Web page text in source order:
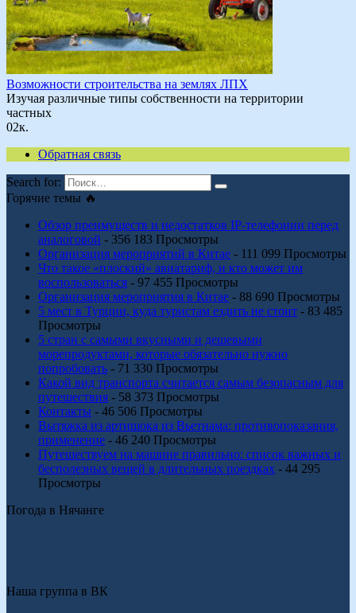
Возможности строительства на землях ЛПХ
Изучая различные типы собственности на территории
частных
02к.
Обратная связь
Search for:
Горячие темы 🔥
Обзор преимуществ и недостатков IP-телефонии перед
аналоговой - 356 183 Просмотры
Организация мероприятий в Китае - 111 099 Просмотры
Что такое «плоский» авиатариф, и кто может им
воспользоваться - 97 455 Просмотры
Организация мероприятия в Китае - 88 690 Просмотры
5 мест в Турции, куда туристам ездить не стоит - 83 485
Просмотры
5 стран с самыми вкусными и дешевыми
морепродуктами, которые обязательно нужно
попробовать - 71 330 Просмотры
Какой вид транспорта считается самым безопасным для
путешествия - 58 373 Просмотры
Контакты - 46 506 Просмотры
Вытяжка из артишока из Вьетнама: противопоказания,
применение - 46 240 Просмотры
Путешествуем на машине правильно: список важных и
бесполезных вещей в длительных поездках - 44 295
Просмотры
Погода в Нячанге
Наша группа в ВК